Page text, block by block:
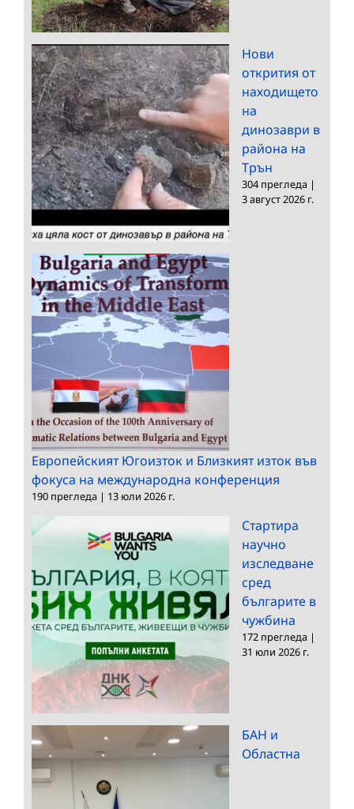
Нови
открития от
находището
на
динозаври в
района на
Трън
304 прегледа |
3 август 2026 г.
Европейският Югоизток и Близкият изток във
фокуса на международна конференция
190 прегледа | 13 юли 2026 г.
Стартира
научно
изследване
сред
българите в
чужбина
172 прегледа |
31 юли 2026 г.
БАН и
Областна